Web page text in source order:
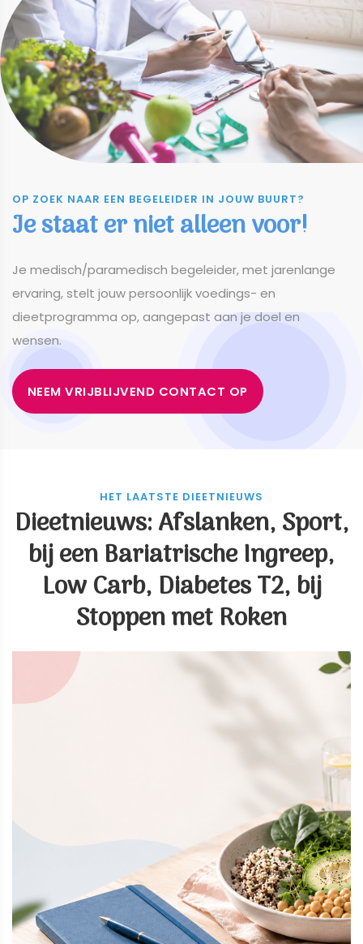
OP ZOEK NAAR EEN BEGELEIDER IN JOUW BUURT?
Je staat er niet alleen voor!
​​​​​​​Je medisch/paramedisch begeleider, met jarenlange
ervaring, stelt jouw persoonlijk voedings- en
dieetprogramma op, aangepast aan je doel en
wensen.
NEEM VRIJBLIJVEND CONTACT OP
HET LAATSTE DIEETNIEUWS
Dieetnieuws: Afslanken, Sport,
bij een Bariatrische Ingreep,
Low Carb, Diabetes T2, bij
Stoppen met Roken